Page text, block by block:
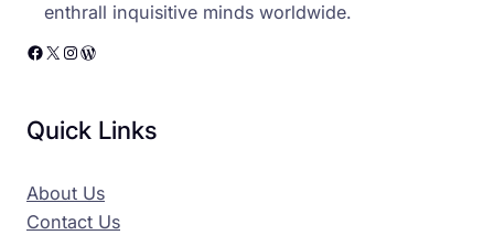
enthrall inquisitive minds worldwide.
Facebook X Instagram WordPress
Quick Links
About Us
Contact Us